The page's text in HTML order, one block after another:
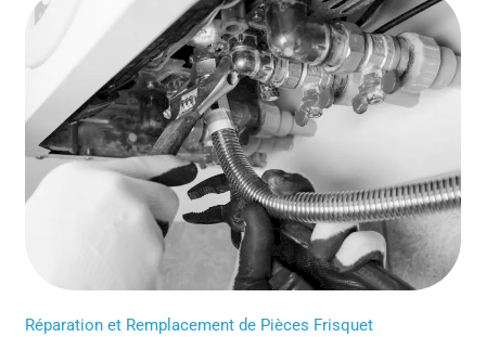
Réparation et Remplacement de Pièces Frisquet